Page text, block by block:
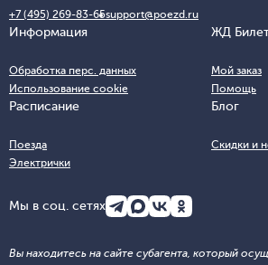
+7 (495) 269-83-65support@poezd.ru
Информация
Обработка перс. данных
Использование cookie
ЖД
Мой заказ
Помощь
Расписание
Поезда
Электрички
Блог
Скидки и
Мы в соц. сетях
Вы находитесь на сайте субагента, который